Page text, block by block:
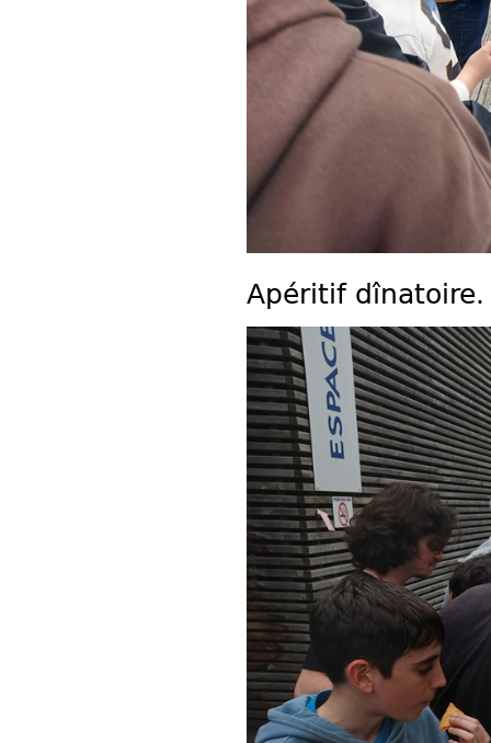
Apéritif dînatoire.